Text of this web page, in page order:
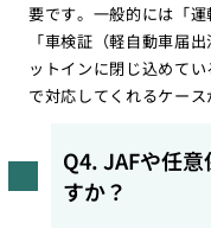
要です。一般的には「
「車検証（軽自動車届
ットインに閉じ込めて
で対応してくれるケース
Q4. JAFや任
すか？